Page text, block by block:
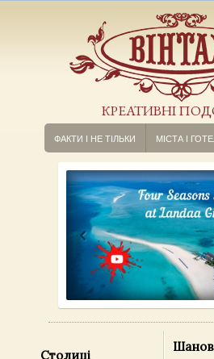
КРЕАТИВНІ
ФАКТИ І НЕ ТІЛЬКИ МІСТА І
Столиці